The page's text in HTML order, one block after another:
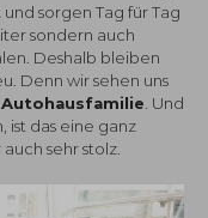
und sorgen Tag für Tag
sondern auch
Deshalb bleiben
Denn wir sehen uns
Autohausfamilie . Und
ist das eine ganz
sehr stolz.